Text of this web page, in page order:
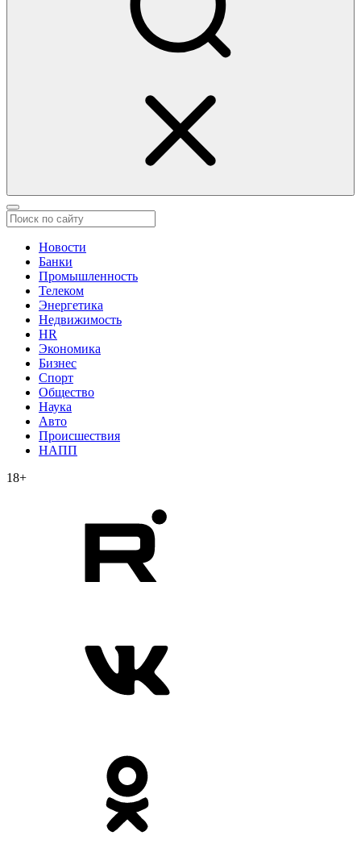
Новости
Банки
Промышленность
Телеком
Энергетика
Недвижимость
HR
Экономика
Бизнес
Спорт
Общество
Наука
Авто
Происшествия
НАПП
18+